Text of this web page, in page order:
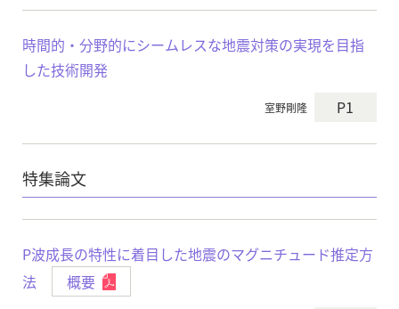
時間的・分野的にシームレスな地震対策の実現を目指
した技術開発
室野剛隆 P1
特集論文
P波成長の特性に着目した地震のマグニチュード推定方
法
概要